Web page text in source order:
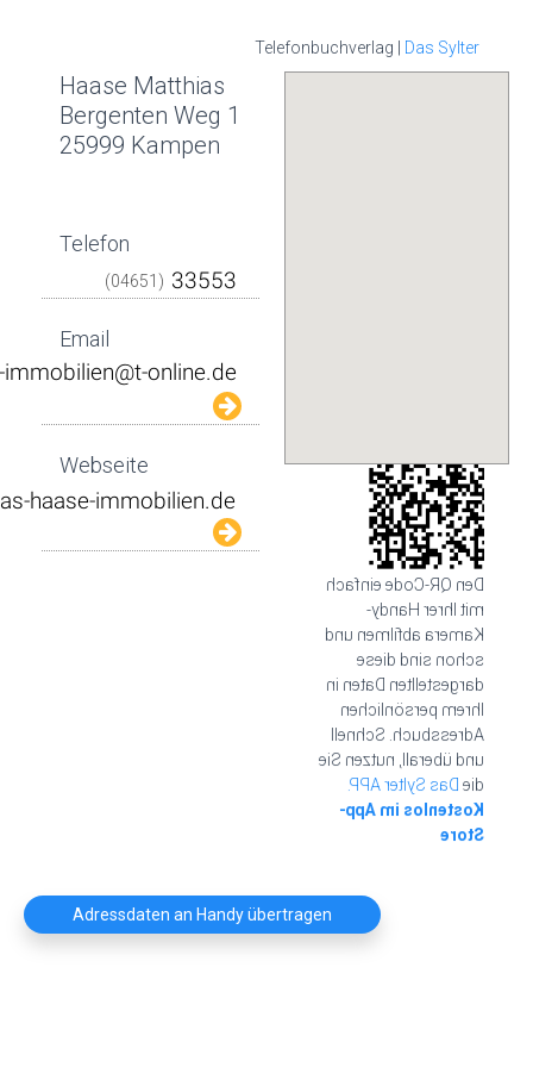
Telefonbuchverlag | Das Sylter
Haase Matthias
Bergenten Weg 1
25999 Kampen
Telefon
(04651)
Email
Webseite
Den QR-Code einfach
mit Ihrer Handy-
Kamera abfilmen und
schon sind diese
dargestellten Daten in
Ihrem persönlichen
Adressbuch. Schnell
und überall, nutzen Sie
die
Das Sylter APP.
Kostenlos im App-
Store
Adressdaten an Handy übertragen